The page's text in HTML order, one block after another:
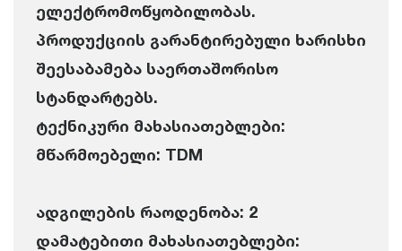
ელექტრომოწყობილობას.
პროდუქციის გარანტირებული ხარისხი
შეესაბამება საერთაშორისო
სტანდარტებს.
ტექნიკური მახასიათებლები:
მწარმოებელი: TDM
ადგილების რაოდენობა: 2
დამატებითი მახასიათებლები: